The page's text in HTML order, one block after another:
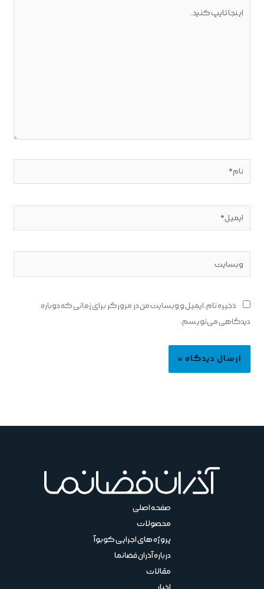
نام*
ایمیل*
وبسایت
ذخیره نام، ایمیل و وبسایت من در مرورگر برای زمانی که دوباره
دیدگاهی می‌نویسم.
صفحه اصلی
محصولات
پروژه های اجرایی کوبوآ
درباره آذران فضانما
مقالات